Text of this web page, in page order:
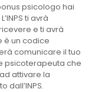
psicologo hai
ti avrà
e ti avrà
è un codice
comunicare il tuo
psicoterapeuta che
attivare la